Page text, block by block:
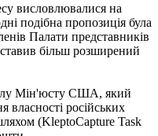
висловлювалися на
подібна пропозиція була
Палати представників
більш розширений
Мін'юсту США, який
власності російських
(KleptoCapture Task